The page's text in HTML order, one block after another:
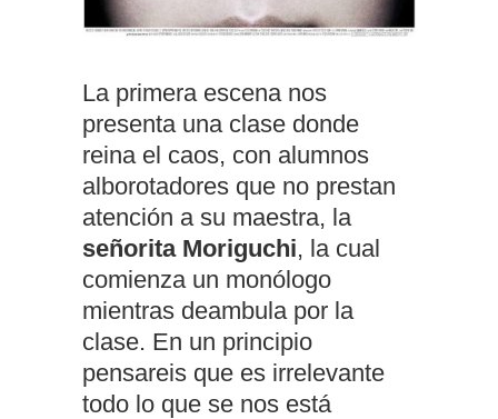
La primera escena nos
presenta una clase donde
reina el caos, con alumnos
alborotadores que no prestan
atención a su maestra, la
señorita Moriguchi, la cual
comienza un monólogo
mientras deambula por la
clase. En un principio
pensareis que es irrelevante
todo lo que se nos está